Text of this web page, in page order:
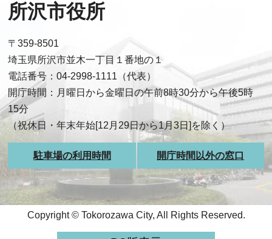
所沢市役所
〒359-8501
埼玉県所沢市並木一丁目１番地の１
電話番号：04-2998-1111（代表）
開庁時間：月曜日から金曜日の午前8時30分から午後5時
15分
（祝休日・年末年始[12月29日から1月3日]を除く）
駐車場の利用時間 開庁時間以外の窓口
Copyright © Tokorozawa City, All Rights Reserved.